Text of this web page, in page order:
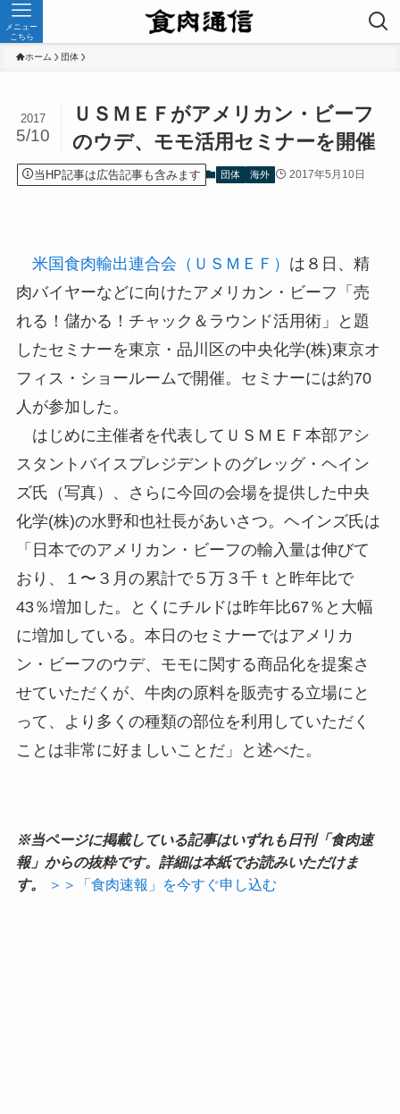
メニュー
こちら
ホーム 団体
ＵＳＭＥＦがアメリカン・ビーフ
のウデ、モモ活用セミナーを開催
2017
5/10
当HP記事は広告記事も含みます 団体 海外 2017年5月10日
米国食肉輸出連合会（ＵＳＭＥＦ） は８日、精
肉バイヤーなどに向けたアメリカン・ビーフ「売
れる！儲かる！チャック＆ラウンド活用術」と題
したセミナーを東京・品川区の中央化学(株)東京オ
フィス・ショールームで開催。セミナーには約70
人が参加した。
はじめに主催者を代表してＵＳＭＥＦ本部アシ
スタントバイスプレジデントのグレッグ・ヘイン
ズ氏（写真）、さらに今回の会場を提供した中央
化学(株)の水野和也社長があいさつ。ヘインズ氏は
「日本でのアメリカン・ビーフの輸入量は伸びて
おり、１〜３月の累計で５万３千ｔと昨年比で
43％増加した。とくにチルドは昨年比67％と大幅
に増加している。本日のセミナーではアメリカ
ン・ビーフのウデ、モモに関する商品化を提案さ
せていただくが、牛肉の原料を販売する立場にと
って、より多くの種類の部位を利用していただく
ことは非常に好ましいことだ」と述べた。
※当ページに掲載している記事はいずれも日刊「食肉速
報」からの抜粋です。詳細は本紙でお読みいただけま
す。
＞＞「食肉速報」を今すぐ申し込む